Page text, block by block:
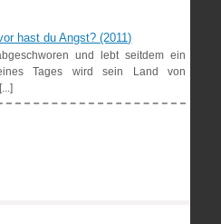
hast du Angst? (2011)
und lebt seitdem ein
Tages wird sein Land von